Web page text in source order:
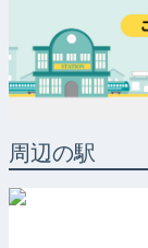
周辺の駅